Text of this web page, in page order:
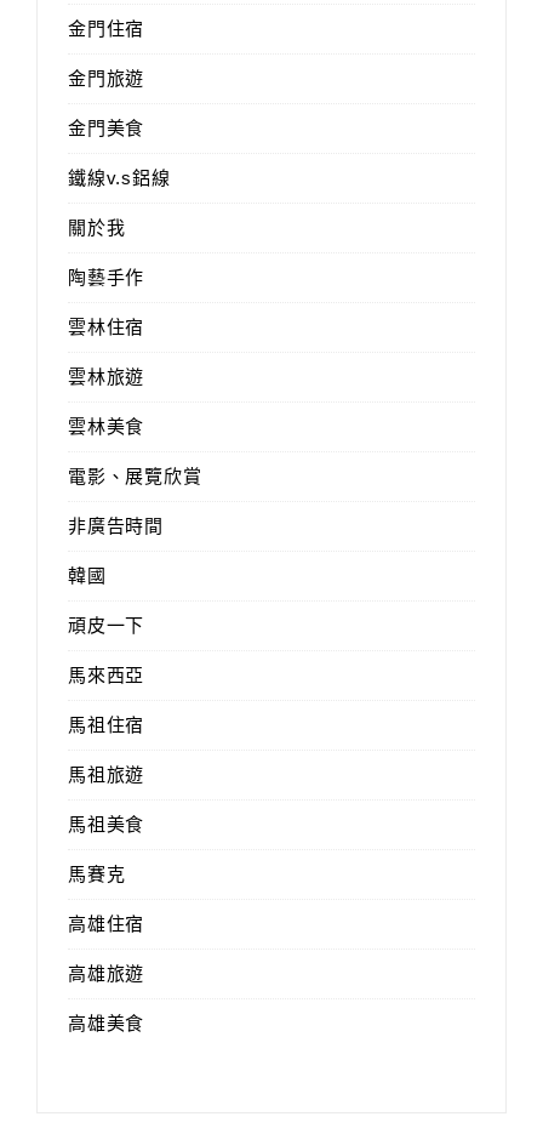
金門住宿
金門旅遊
金門美食
鐵線v.s鋁線
關於我
陶藝手作
雲林住宿
雲林旅遊
雲林美食
電影、展覽欣賞
非廣告時間
韓國
頑皮一下
馬來西亞
馬祖住宿
馬祖旅遊
馬祖美食
馬賽克
高雄住宿
高雄旅遊
高雄美食